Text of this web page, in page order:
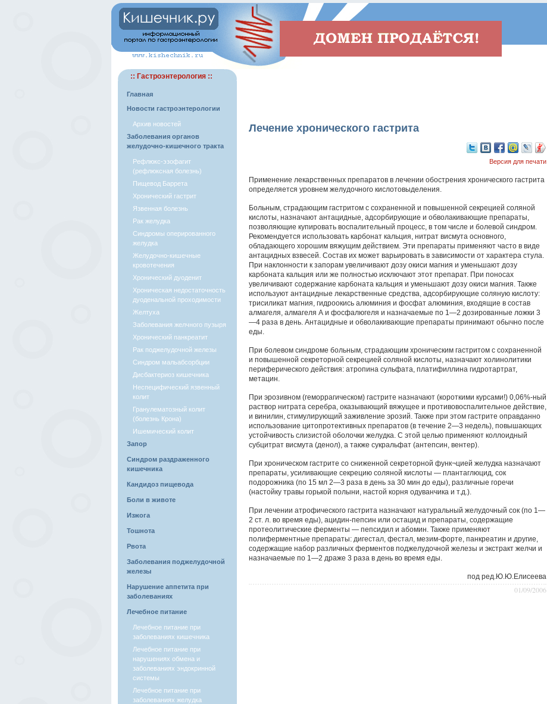
:: Гастроэнтерология ::
Главная
Новости гастроэнтерологии
Архив новостей
Заболевания органов
желудочно-кишечного тракта
Рефлюкс-эзофагит
(рефлюксная болезнь)
Пищевод Баррета
Хронический гастрит
Язвенная болезнь
Рак желудка
Синдромы оперированного
желудка
Желудочно-кишечные
кровотечения
Хронический дуоденит
Хроническая недостаточность
дуоденальной проходимости
Желтуха
Заболевания желчного пузыря
Хронический панкреатит
Рак поджелудочной железы
Синдром мальабсорбции
Дисбактериоз кишечника
Неспецифический язвенный
колит
Гранулематозный колит
(болезнь Крона)
Ишемический колит
Запор
Синдром раздраженного
кишечника
Кандидоз пищевода
Боли в животе
Изжога
Тошнота
Рвота
Заболевания поджелудочной
железы
Нарушение аппетита при
заболеваниях
Лечебное питание
Лечебное питание при
заболеваниях кишечника
Лечебное питание при
нарушениях обмена и
заболеваниях эндокринной
системы
Лечебное питание при
заболеваниях желудка
Лечение хронического гастрита
Версия для печати
Применение лекарственных препаратов в лечении обострения хронического гастрита
определяется уровнем желудочного кислотовыделения.
Больным, страдающим гастритом с сохраненной и повышенной секрецией соляной
кислоты, назначают антацидные, адсорбирующие и обволакивающие препараты,
позволяющие купировать воспалительный процесс, в том числе и болевой синдром.
Рекомендуется использовать карбонат кальция, нитрат висмута основного,
обладающего хорошим вяжущим действием. Эти препараты применяют часто в виде
антацидных взвесей. Состав их может варьировать в зависимости от характера стула.
При наклонности к запорам увеличивают дозу окиси магния и уменьшают дозу
карбоната кальция или же полностью исключают этот препарат. При поносах
увеличивают содержание карбоната кальция и уменьшают дозу окиси магния. Также
используют антацидные лекарственные средства, адсорбирующие соляную кислоту:
трисиликат магния, гидроокись алюминия и фосфат алюминия, входящие в состав
алмагеля, алмагеля А и фосфалюгеля и назначаемые по 1—2 дозированные ложки 3
—4 раза в день. Антацидные и обволакивающие препараты принимают обычно после
еды.
При болевом синдроме больным, страдающим хроническим гастритом с сохраненной
и повышенной секреторной секрецией соляной кислоты, назначают холинолитики
периферического действия: атропина сульфата, платифиллина гидротартрат,
метацин.
При эрозивном (геморрагическом) гастрите назначают (короткими курсами!) 0,06%-ный
раствор нитрата серебра, оказывающий вяжущее и противовоспалительное действие,
и винилин, стимулирующий заживление эрозий. Также при этом гастрите оправданно
использование цитопротективных препаратов (в течение 2—3 недель), повышающих
устойчивость слизистой оболочки желудка. С этой целью применяют коллоидный
субцитрат висмута (денол), а также сукральфат (антепсин, вентер).
При хроническом гастрите со сниженной секреторной функ¬цией желудка назначают
препараты, усиливающие секрецию соляной кислоты — плантаглюцид, сок
подорожника (по 15 мл 2—3 раза в день за 30 мин до еды), различные горечи
(настойку травы горькой полыни, настой корня одуванчика и т.д.).
При лечении атрофического гастрита назначают натуральный желудочный сок (по 1—
2 ст. л. во время еды), ацидин-пепсин или остацид и препараты, содержащие
протеолитические ферменты — пепсидил и абомин. Также применяют
полиферментные препараты: дигестал, фестал, мезим-форте, панкреатин и другие,
содержащие набор различных ферментов поджелудочной железы и экстракт желчи и
назначаемые по 1—2 драже 3 раза в день во время еды.
под ред.Ю.Ю.Eлиceeвa
01/09/2006